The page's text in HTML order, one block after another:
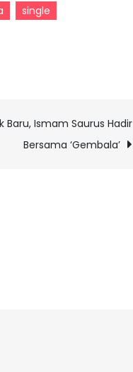
single
Baru, Ismam Saurus Hadir
Bersama ‘Gembala’